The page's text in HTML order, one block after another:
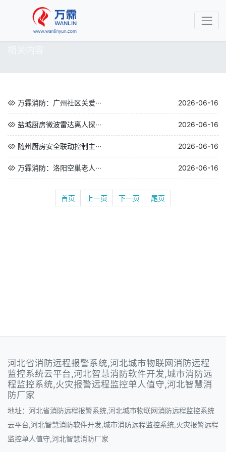
万霖消防：广州社区关爱··· 2026-06-16
盐城厨房微波雷达离人探··· 2026-06-16
随州厨房安全联动控制主··· 2026-06-16
万霖消防：洛阳空巢老人··· 2026-06-16
首页 上一页 下一页 尾页
河北省消防远程报警系统,河北城市物联网消防远程
监控系统云平台,河北智慧消防软件开发,城市消防远
程监控系统,火灾报警远程监控单人值守,河北智慧消
防厂家
地址：河北省消防远程报警系统,河北城市物联网消防远程监控系统
云平台,河北智慧消防软件开发,城市消防远程监控系统,火灾报警远程
监控单人值守,河北智慧消防厂家